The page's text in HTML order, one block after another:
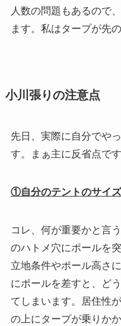
人数の問題もあるので
ます。私はタープが先
小川張りの注意点
先日、実際に自分でや
す。まぁ主に反省点で
①自分のテントのサイ
コレ、何が重要かと言
のハトメ穴にポールを
立地条件やポール高さ
にポールを差すと、ど
てしまいます。居住性
の上にタープが乗りか